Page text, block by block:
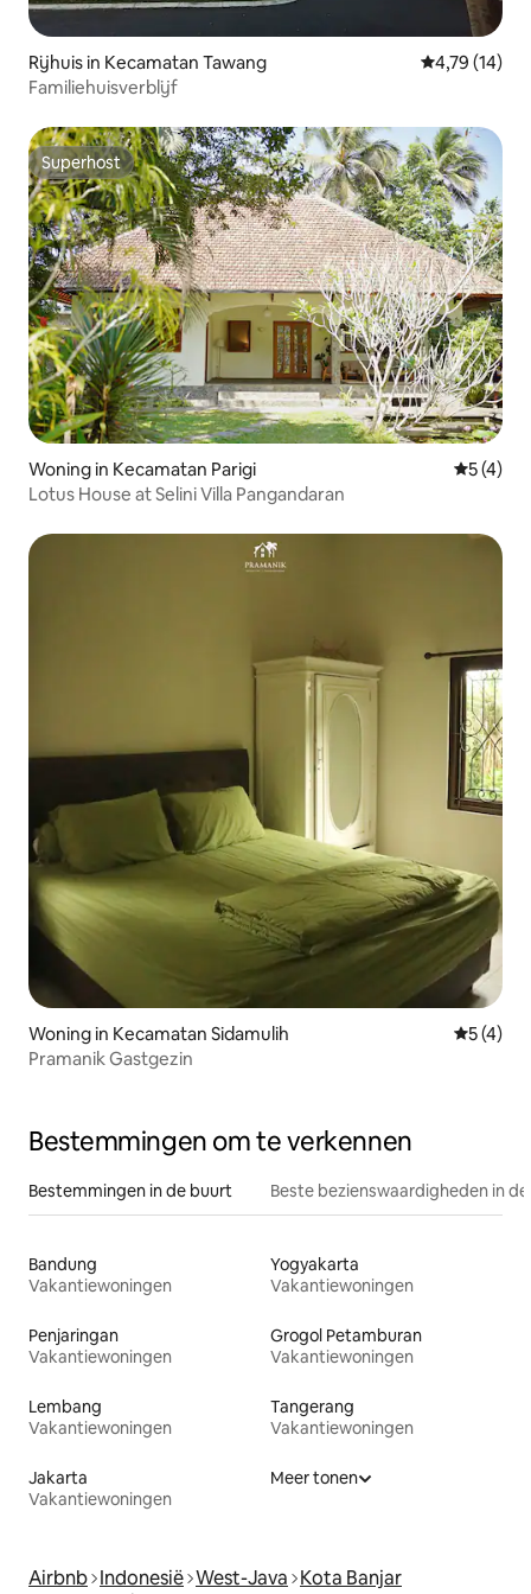
Rijhuis in Kecamatan Tawang Gemiddelde
4,79 (14)
Familiehuisverblijf
Superhost
Superhost
Woning in Kecamatan Parigi
5 (4)
Lotus House at Selini Villa Pangandaran
Woning in Kecamatan Sidamulih
5 (4)
Pramanik Gastgezin
Bestemmingen om te verkennen
Bestemmingen in de buurt Beste bezienswaardigheden in
Bandung
Vakantiewoningen
Yogyakarta
Vakantiewoningen
Penjaringan
Vakantiewoningen
Grogol Petamburan
Vakantiewoningen
Lembang
Vakantiewoningen
Tangerang
Vakantiewoningen
Jakarta
Vakantiewoningen
Meer tonen
Airbnb Indonesië West-Java Kota Banjar